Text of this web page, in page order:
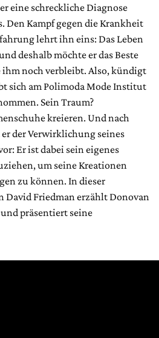
eine schreckliche Diagnose
Den Kampf gegen die Krankheit
lehrt ihn eins: Das Leben
deshalb möchte er das Beste
ihm noch verbleibt. Also, kündigt
sich am Polimoda Mode Institut
Sein Traum?
kreieren. Und nach
der Verwirklichung seines
Er ist dabei sein eigenes
um seine Kreationen
zu können. In dieser
Friedman erzählt Donovan
präsentiert seine